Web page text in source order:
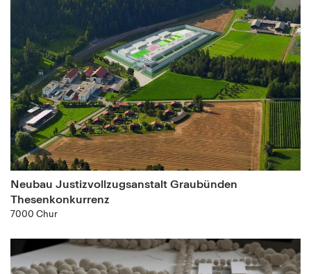
Neubau Justizvollzugsanstalt Graubünden
Thesenkonkurrenz
7000 Chur